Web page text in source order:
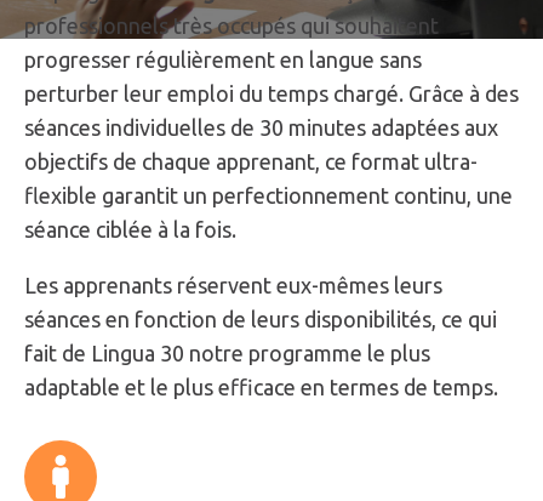
professionnels très occupés qui souhaitent
progresser régulièrement en langue sans
perturber leur emploi du temps chargé. Grâce à des
séances individuelles de 30 minutes adaptées aux
objectifs de chaque apprenant, ce format ultra-
flexible garantit un perfectionnement continu, une
séance ciblée à la fois.
Les apprenants réservent eux-mêmes leurs
séances en fonction de leurs disponibilités, ce qui
fait de Lingua 30 notre programme le plus
adaptable et le plus efficace en termes de temps.